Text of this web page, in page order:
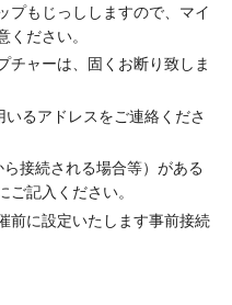
プもじっししますので、マイ
ください。
チャーは、固くお断り致しま
るアドレスをご連絡くださ
接続される場合等）がある
記入ください。
前に設定いたします事前接続